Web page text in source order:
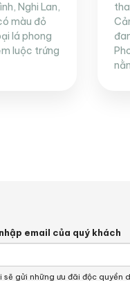
Nghi Lan,
màu đỏ
lá phong
luộc trứng
email của quý khách
sẽ gửi những ưu đãi độc quyền